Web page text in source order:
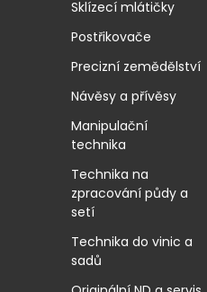
Sklízecí mlátičky
Postřikovače
Precizní zemědělství
Návěsy a přívěsy
Manipulační
technika
Technika na
zpracování půdy a
setí
Technika do vinic a
sadů